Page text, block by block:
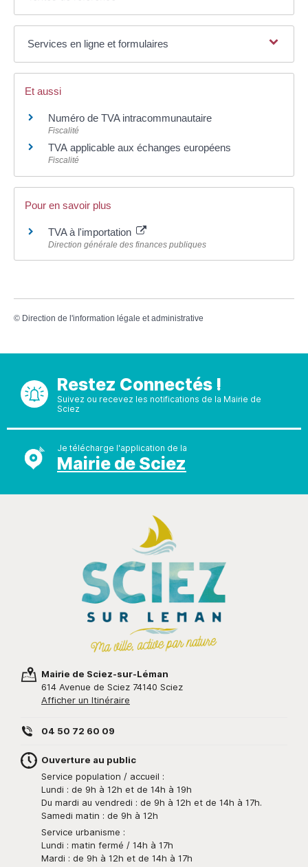
Services en ligne et formulaires
Et aussi
Numéro de TVA intracommunautaire
Fiscalité
TVA applicable aux échanges européens
Fiscalité
Pour en savoir plus
TVA à l'importation
Direction générale des finances publiques
© Direction de l'information légale et administrative
Restez Connectés !
Suivez ou recevez les notifications de la Mairie de
Sciez
Je télécharge l'application de la
Mairie de Sciez
Mairie de Sciez-sur-Léman
614 Avenue de Sciez 74140 Sciez
Afficher un Itinéraire
04 50 72 60 09
Ouverture au public
Service population / accueil :
Lundi : de 9h à 12h et de 14h à 19h
Du mardi au vendredi : de 9h à 12h et de 14h à 17h.
Samedi matin : de 9h à 12h
Service urbanisme :
Lundi : matin fermé / 14h à 17h
Mardi : de 9h à 12h et de 14h à 17h